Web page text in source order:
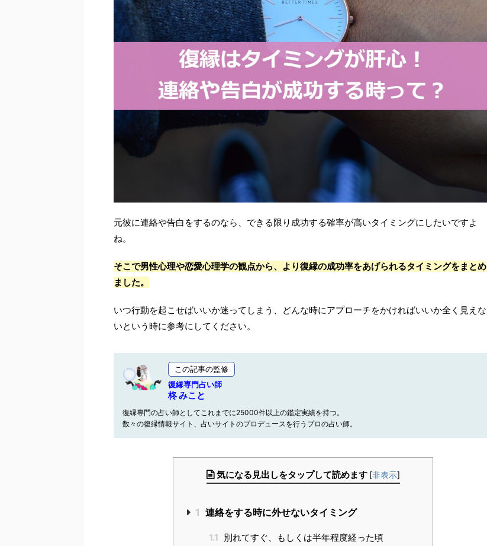
元彼に連絡や告白をするのなら、できる限り成功する確率が高いタイミングにしたいですよ
ね。
そこで男性心理や恋愛心理学の観点から、より復縁の成功率をあげられるタイミングをまとめ
ました。
いつ行動を起こせばいいか迷ってしまう、どんな時にアプローチをかければいいか全く見えな
いという時に参考にしてください。
この記事の監修
復縁専門占い師
柊 みこと
復縁専門の占い師としてこれまでに25000件以上の鑑定実績を持つ。
数々の復縁情報サイト、占いサイトのプロデュースを行うプロの占い師。
気になる見出しをタップして読めます [非表示]
1 連絡をする時に外せないタイミング
1.1 別れてすぐ、もしくは半年程度経った頃